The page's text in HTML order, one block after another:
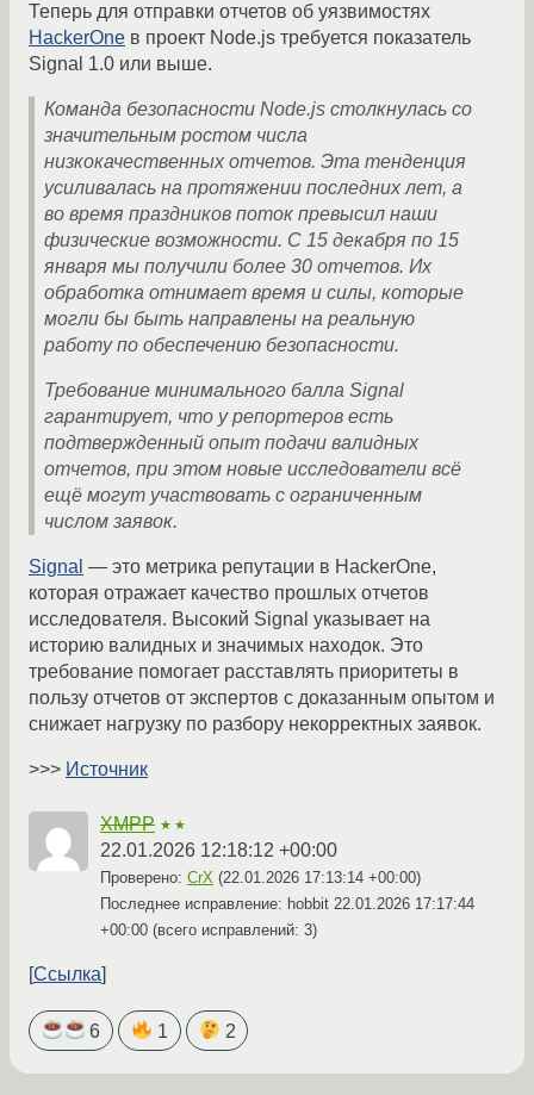
Теперь для отправки отчетов об уязвимостях
HackerOne в проект Node.js требуется показатель
Signal 1.0 или выше.
Команда безопасности Node.js столкнулась со
значительным ростом числа
низкокачественных отчетов. Эта тенденция
усиливалась на протяжении последних лет, а
во время праздников поток превысил наши
физические возможности. С 15 декабря по 15
января мы получили более 30 отчетов. Их
обработка отнимает время и силы, которые
могли бы быть направлены на реальную
работу по обеспечению безопасности.
Требование минимального балла Signal
гарантирует, что у репортеров есть
подтвержденный опыт подачи валидных
отчетов, при этом новые исследователи всё
ещё могут участвовать с ограниченным
числом заявок.
Signal — это метрика репутации в HackerOne,
которая отражает качество прошлых отчетов
исследователя. Высокий Signal указывает на
историю валидных и значимых находок. Это
требование помогает расставлять приоритеты в
пользу отчетов от экспертов с доказанным опытом и
снижает нагрузку по разбору некорректных заявок.
>>> Источник
XMPP ★★
22.01.2026 12:18:12 +00:00
Проверено: CrX (22.01.2026 17:13:14 +00:00)
Последнее исправление: hobbit 22.01.2026 17:17:44
+00:00 (всего исправлений: 3)
Ссылка
6 1 2